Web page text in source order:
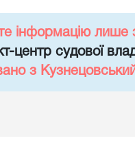
інформацію лише
центр судової
з Кузнецовський